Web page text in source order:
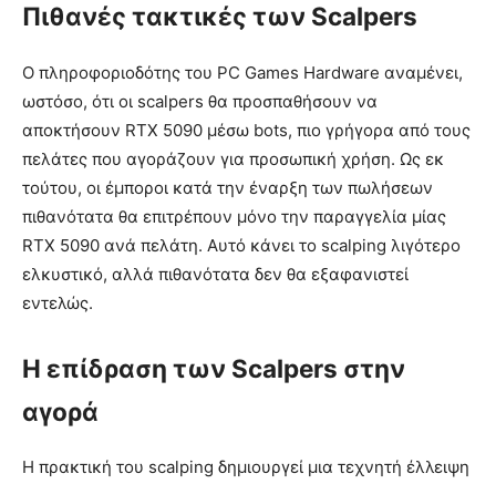
Πιθανές τακτικές των Scalpers
Ο πληροφοριοδότης του PC Games Hardware αναμένει,
ωστόσο, ότι οι scalpers θα προσπαθήσουν να
αποκτήσουν RTX 5090 μέσω bots, πιο γρήγορα από τους
πελάτες που αγοράζουν για προσωπική χρήση. Ως εκ
τούτου, οι έμποροι κατά την έναρξη των πωλήσεων
πιθανότατα θα επιτρέπουν μόνο την παραγγελία μίας
RTX 5090 ανά πελάτη. Αυτό κάνει το scalping λιγότερο
ελκυστικό, αλλά πιθανότατα δεν θα εξαφανιστεί
εντελώς.
Η επίδραση των Scalpers στην
αγορά
Η πρακτική του scalping δημιουργεί μια τεχνητή έλλειψη